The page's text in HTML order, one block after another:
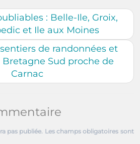
: Belle-Ile, Groix,
et Ile aux Moines
de randonnées et
Sud proche de
Carnac
pas publiée. Les champs obligatoires sont